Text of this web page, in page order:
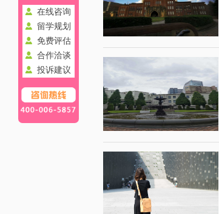
在线咨询
留学规划
免费评估
合作洽谈
投诉建议